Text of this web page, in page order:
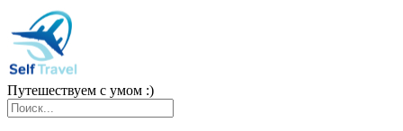
Путешествуем с умом :)